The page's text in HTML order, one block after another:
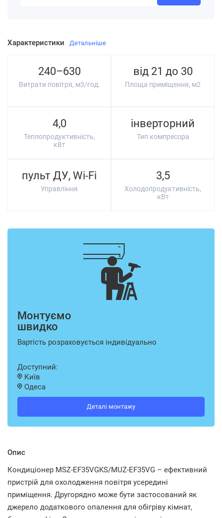
Характеристики Детальніше
240–630
Витрати повітря, м3/год.
від 21 до 30
Площа приміщення, м2
4,0
Теплопродуктивність,
кВт
інверторний
Тип компресора
пульт ДУ, Wi-Fi
Управління
3,5
Холодопродуктивність,
кВт
Монтуємо
швидко
Вартість розраховується індивідуально
Доступний:
Київ
Одеса
Деталі монтажу
Опис
Кондиціонер MSZ-EF35VGKS/MUZ-EF35VG – ефективний
пристрій для охолодження повітря усередині
приміщення. Другорядно може бути застосований як
джерело додаткового опалення для обігріву кімнат,